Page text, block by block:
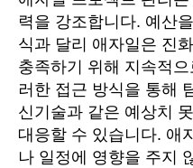
력을 강조합니다. 예산
식과 달리 애자일은 진
충족하기 위해 지속적
러한 접근 방식을 통해
신기술과 같은 예상치
대응할 수 있습니다. 애
나 일정에 영향을 주지